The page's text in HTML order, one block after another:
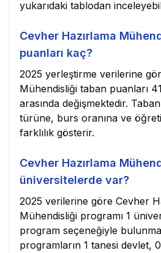
yukarıdaki tablodan
Cevher Hazırlama
puanları kaç?
2025 yerleştirme verilerine
Mühendisliği taban puanları
arasında değişmektedir.
türüne, burs oranına ve
farklılık gösterir.
Cevher Hazırlama
üniversitelerde var?
2025 verilerine göre Cevher
Mühendisliği programı 1
program seçeneğiyle
programların 1 tanesi devlet,